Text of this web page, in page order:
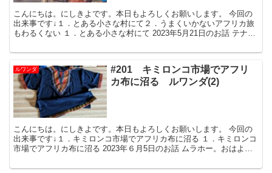
こんにちは。にしきよです。本日もよろしくお願いします。 今回の
出来事です↓１．とある小さな村にて２．うまくいかないアフリカ旅
もわるくない １．とある小さな村にて 2023年5月21日のお話 テナイ
ルワンダ
#201 キミロンコ市場でアフリ
カ布に沼る ルワンダ(2)
こんにちは。にしきよです。本日もよろしくお願いします。 今回の
出来事です↓１．キミロンコ市場でアフリカ布に沼る １．キミロンコ
市場でアフリカ布に沼る 2023年６月5日のお話 ムラホー。おはよう